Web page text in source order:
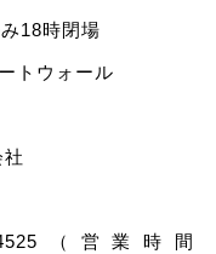
18時閉場
トウォール
（営業時間